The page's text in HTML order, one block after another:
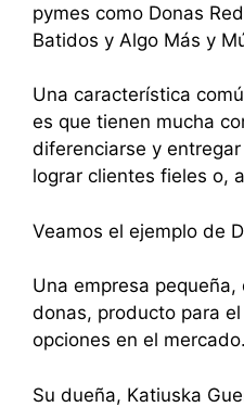
pymes como Donas
Batidos y Algo Más y
Una característica
es que tienen mucha
diferenciarse y
lograr clientes fieles o,
Veamos el ejemplo de
Una empresa
donas, producto para
opciones en el mercado.
Su dueña, Katiuska